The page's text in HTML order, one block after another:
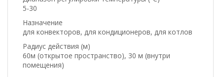
5-30
Назначение
для конвекторов, для кондиционеров, для котлов
Радиус действия (м)
60м (открытое пространство), 30 м (внутри
помещения)